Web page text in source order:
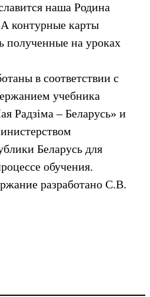
наша Родина
контурные карты
полученные на уроках
в соответствии с
учебника
Радзіма – Беларусь» и
Беларусь для
обучения.
разработано С.В.